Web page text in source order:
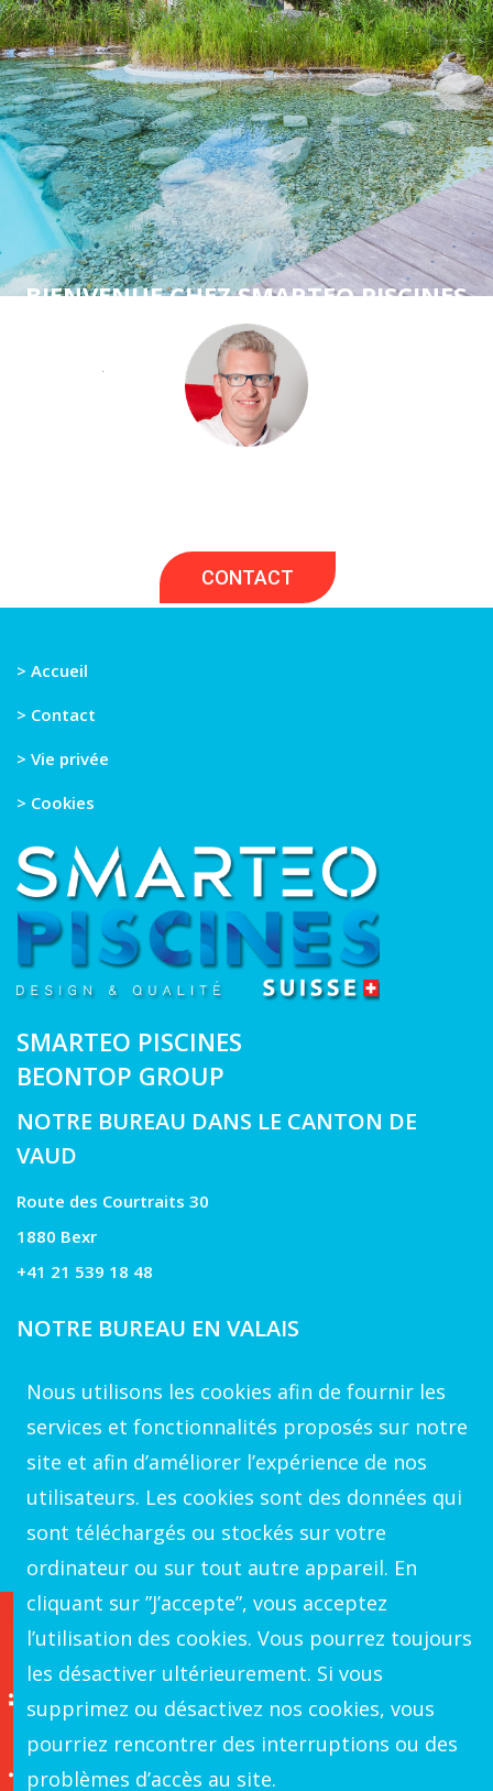
BIENVENUE CHEZ SMARTEO PISCINES
CONTACT
> Accueil
> Contact
> Vie privée
> Cookies
SMARTEO PISCINES
BEONTOP GROUP
NOTRE BUREAU DANS LE CANTON DE
VAUD
Route des Courtraits 30
1880 Bexr
+41 21 539 18 48
NOTRE BUREAU EN VALAIS
VOTRE CONTACT A GENEVE
+41 22 539 17 178
Nous utilisons les cookies afin de fournir les
services et fonctionnalités proposés sur notre
site et afin d’améliorer l’expérience de nos
utilisateurs. Les cookies sont des données qui
sont téléchargés ou stockés sur votre
ordinateur ou sur tout autre appareil. En
cliquant sur ”J’accepte”, vous acceptez
l’utilisation des cookies. Vous pourrez toujours
les désactiver ultérieurement. Si vous
supprimez ou désactivez nos cookies, vous
pourriez rencontrer des interruptions ou des
problèmes d’accès au site.